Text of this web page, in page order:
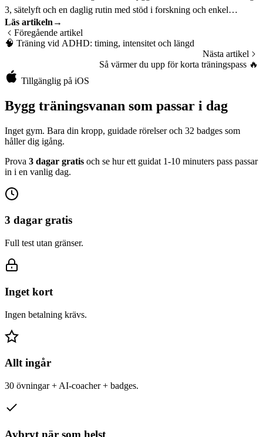
3, sätelyft och en daglig rutin med stöd i forskning och enkel
progression.
Läs artikeln →
Föregående artikel
🧠 Träning vid ADHD: timing, intensitet och längd
Nästa artikel
Så värmer du upp för korta träningspass 🔥
Tillgänglig på iOS
Bygg träningsvanan som passar i dag
Inget gym. Bara din kropp, guidade rörelser och 32 badges som
håller dig igång.
Prova 3 dagar gratis och se hur ett guidat 1-10 minuters pass passar
in i en vanlig dag.
3 dagar gratis
Full test utan gränser.
Inget kort
Ingen betalning krävs.
Allt ingår
30 övningar + AI-coacher + badges.
Avbryt när som helst